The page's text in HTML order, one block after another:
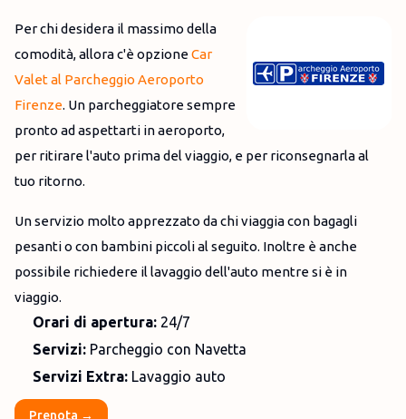
Per chi desidera il massimo della
comodità, allora c'è opzioneCar
Valet al Parcheggio Aeroporto
Firenze. Un parcheggiatore sempre
pronto ad aspettarti in aeroporto,
per ritirare l'auto prima del viaggio, e per riconsegnarla al
tuo ritorno.
Un servizio molto apprezzato da chi viaggia con bagagli
pesanti o con bambini piccoli al seguito. Inoltre è anche
possibile richiedere il lavaggio dell'auto mentre si è in
viaggio.
Orari di apertura: 24/7
Servizi: Parcheggio con Navetta
Servizi Extra: Lavaggio auto
Prenota →